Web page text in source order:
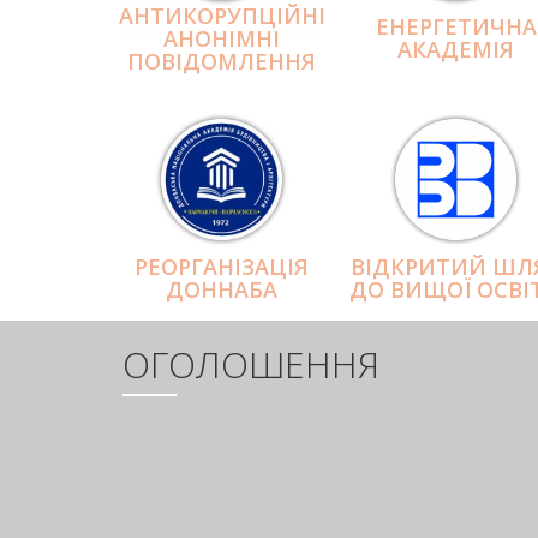
АНТИКОРУПЦІЙНІ
АНОНІМНІ
ПОВІДОМЛЕННЯ
ЕНЕРГЕТИЧНА
АКАДЕМІЯ
РЕОРГАНІЗАЦІЯ
ДОННАБА
ВІДКРИТИЙ
ДО ВИЩОЇ
ОГОЛОШЕННЯ